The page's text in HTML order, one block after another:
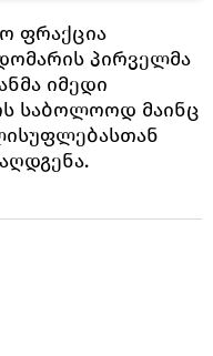
ფრაქცია
პირველმა
იმედი
საბოლოოდ მაინც